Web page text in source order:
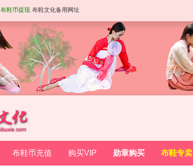
布鞋币提现 布鞋文化备用网址
布鞋币充值 购买VIP 勋章购买 布鞋专卖